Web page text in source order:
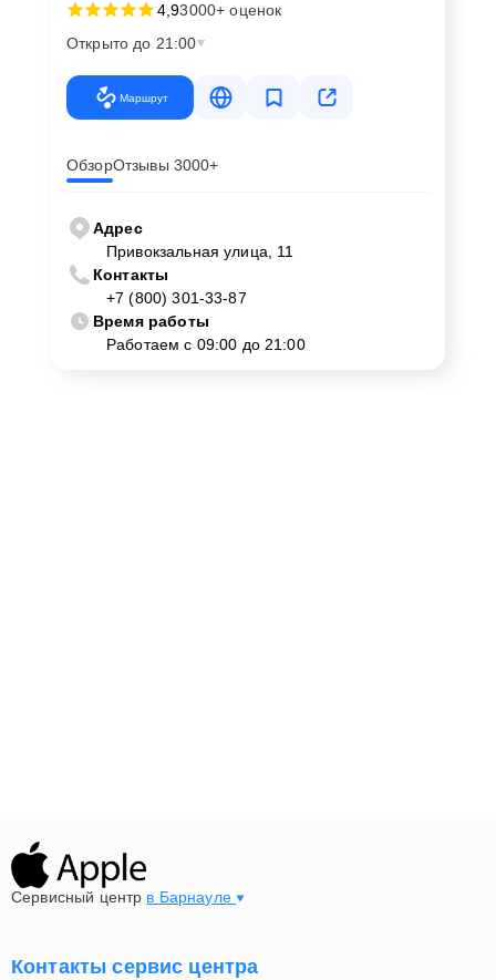
4,93000+ оценок
Открыто до 21:00
Маршрут
ОбзорОтзывы 3000+
Адрес
Привокзальная улица, 11
Контакты
+7 (800) 301-33-87
Время работы
Работаем с 09:00 до 21:00
Сервисный центр в Барнауле
Контакты сервис центра